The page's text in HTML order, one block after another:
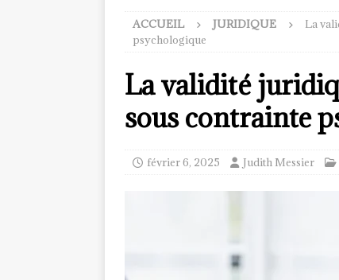
ACCUEIL JURIDIQUE
La
psychologique
La validité
sous contrainte
février 6, 2025 Judith Messier